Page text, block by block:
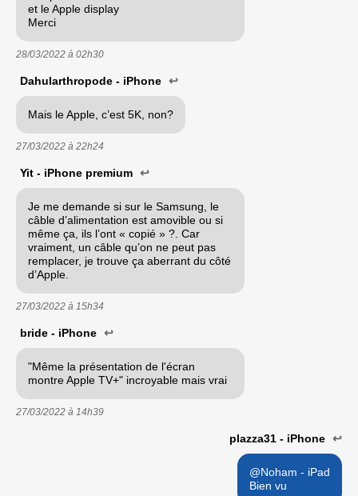
et le Apple display
Merci
28/03/2022 à 02h30
Dahularthropode - iPhone ↩
Mais le Apple, c’est 5K, non?
27/03/2022 à 22h24
Yit - iPhone premium ↩
Je me demande si sur le Samsung, le
câble d’alimentation est amovible ou si
même ça, ils l’ont « copié » ?. Car
vraiment, un câble qu’on ne peut pas
remplacer, je trouve ça aberrant du côté
d’Apple.
27/03/2022 à 15h34
bride - iPhone ↩
"Même la présentation de l'écran
montre Apple TV+" incroyable mais vrai
27/03/2022 à 14h39
plazza31 - iPhone ↩
@Noham - iPad
Bien vu